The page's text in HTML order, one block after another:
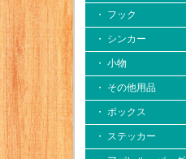
・ フック
・ シンカー
・ 小物
・ その他用品
・ ボックス
・ ステッカー